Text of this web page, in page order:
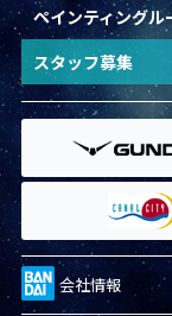
ペインティングル
スタッフ募集
会社情報